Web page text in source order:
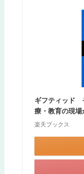
ギフティッド
療・教育の現
楽天ブックス